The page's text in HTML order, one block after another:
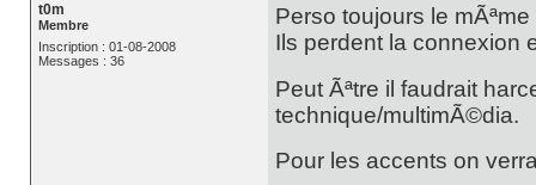
t0m
Membre
Inscription : 01-08-2008
Messages : 36
Perso toujours le
Ils perdent la connexion
Peut Ãªtre il faudrait
technique/multimÃ©dia.
Pour les accents on